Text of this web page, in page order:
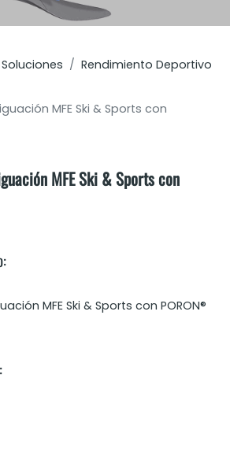
Soluciones Rendimiento Deportivo
MFE Ski & Sports con
MFE Ski & Sports con
MFE Ski & Sports con PORON®